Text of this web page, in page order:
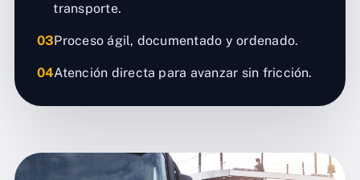
transporte.
03Proceso ágil, documentado y ordenado.
04Atención directa para avanzar sin fricción.